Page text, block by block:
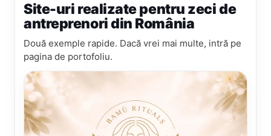
Site-uri realizate pentru zeci de
antreprenori din România
Două exemple rapide. Dacă vrei mai multe, intră pe
pagina de portofoliu.